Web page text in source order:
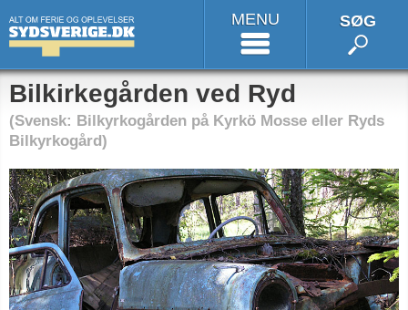
MENU SØG
Bilkirkegården ved Ryd
(Svensk: Bilkyrkogården på Kyrkö Mosse eller Ryds
Bilkyrkogård)